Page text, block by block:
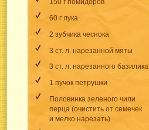
150 г помидоров
60 г лука
2 зубчика чеснока
3 ст. л. нарезанной мяты
3 ст. л. нарезанного базилика
1 пучок петрушки
Половинка зеленого чили
перца (очистить от семечек
и мелко нарезать)